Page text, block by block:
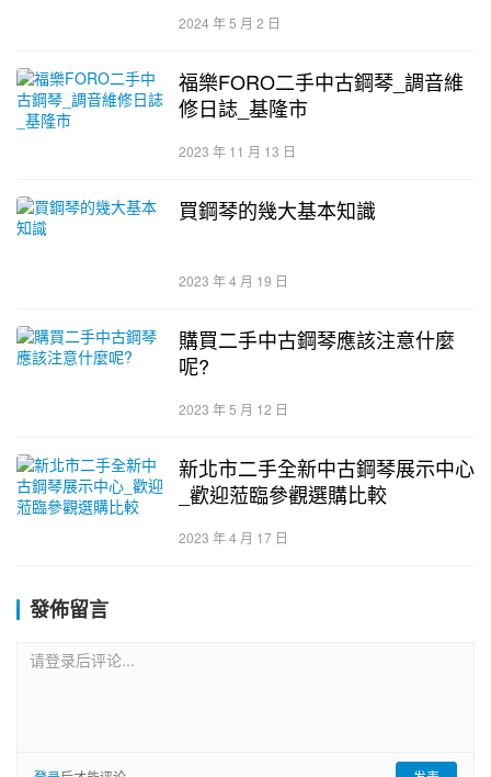
2024 年 5 月 2 日
福樂FORO二手中古鋼琴_調音維
修日誌_基隆市
2023 年 11 月 13 日
買鋼琴的幾大基本知識
2023 年 4 月 19 日
購買二手中古鋼琴應該注意什麼
呢?
2023 年 5 月 12 日
新北市二手全新中古鋼琴展示中心
_歡迎蒞臨參觀選購比較
2023 年 4 月 17 日
發佈留言
请登录后评论...